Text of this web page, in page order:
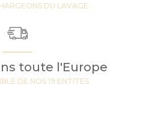
DU LAVAGE
toute l'Europe
DE NOS 19 ENTITES